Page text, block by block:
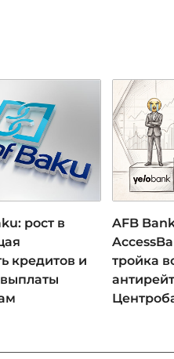
рост в
кредитов и
AFB
тройка